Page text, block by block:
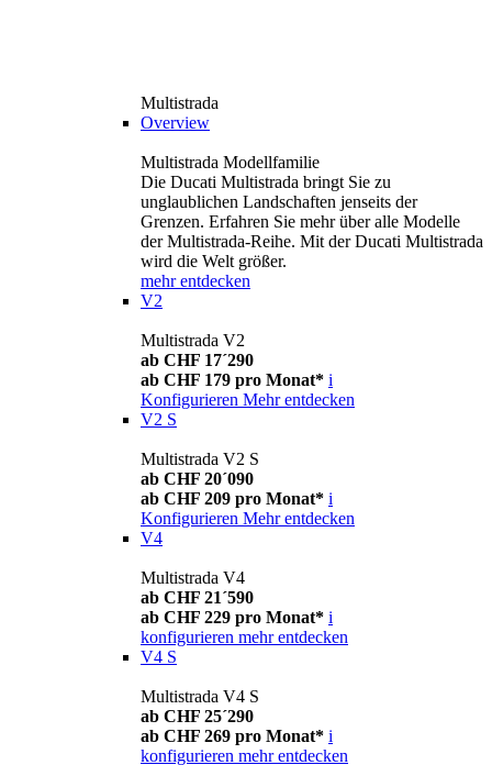
Multistrada
Overview
Multistrada Modellfamilie
Die Ducati Multistrada bringt Sie zu
unglaublichen Landschaften jenseits der
Grenzen. Erfahren Sie mehr über alle Modelle
der Multistrada-Reihe. Mit der Ducati Multistrada
wird die Welt größer.
mehr entdecken
V2
Multistrada V2
ab CHF 17´290
ab CHF 179 pro Monat* i
Konfigurieren Mehr entdecken
V2 S
Multistrada V2 S
ab CHF 20´090
ab CHF 209 pro Monat* i
Konfigurieren Mehr entdecken
V4
Multistrada V4
ab CHF 21´590
ab CHF 229 pro Monat* i
konfigurieren mehr entdecken
V4 S
Multistrada V4 S
ab CHF 25´290
ab CHF 269 pro Monat* i
konfigurieren mehr entdecken